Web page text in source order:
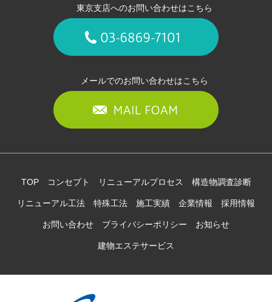
東京支店へのお問い合わせはこちら
メールでのお問い合わせはこちら
TOP コンセプト リニューアルプロセス 構造物調査診断
リニューアル工法 特殊工法 施工実績 企業情報 採用情報
お問い合わせ プライバシーポリシー お知らせ
建物エステサービス